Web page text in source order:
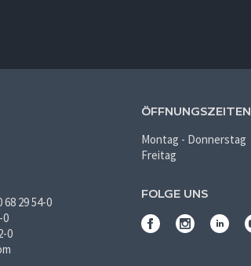
29 54-0
0
0
ÖFFNUNGSZEITEN
Montag - Donnerstag
Freitag
FOLGE UNS